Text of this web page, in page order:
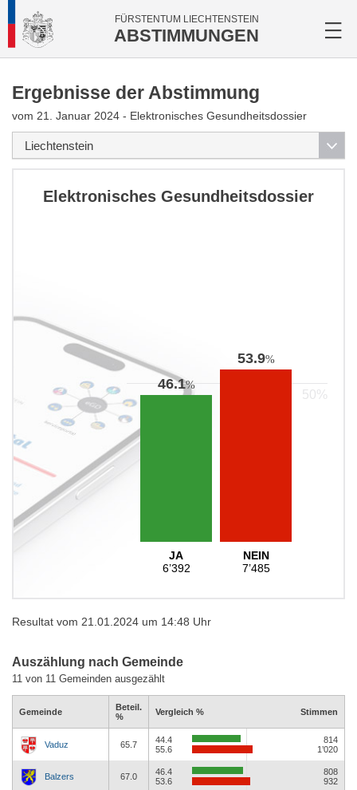
FÜRSTENTUM LIECHTENSTEIN
ABSTIMMUNGEN
Ergebnisse der Abstimmung
vom 21. Januar 2024 - Elektronisches Gesundheitsdossier
Elektronisches Gesundheitsdossier
46.1%
JA
6’392
53.9%
NEIN
7’485
Resultat vom 21.01.2024 um 14:48 Uhr
Auszählung nach Gemeinde
11 von 11 Gemeinden ausgezählt
Gemeinde
Beteil.
%
Vergleich % Stimmen
Vaduz 65.7
44.4
55.6
814
1’020
Balzers 67.0
46.4
53.6
808
932